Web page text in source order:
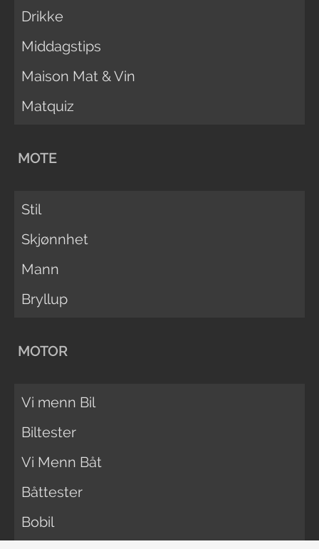
Drikke
Middagstips
Maison Mat & Vin
Matquiz
MOTE
Stil
Skjønnhet
Mann
Bryllup
MOTOR
Vi menn Bil
Biltester
Vi Menn Båt
Båttester
Bobil